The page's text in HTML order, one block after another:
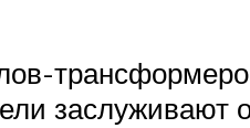
заслуживают